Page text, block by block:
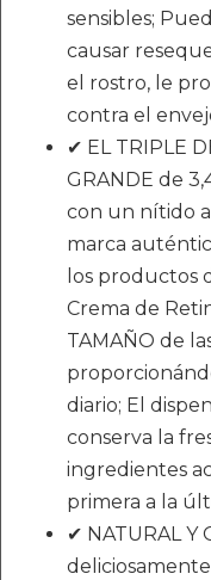
sensibles;
causar
el rostro, le
contra el
✔ EL TRIPLE
GRANDE de
con un nítido
marca
los productos
Crema de
TAMAÑO de
diario; El
conserva la
ingredientes
primera a la
✔ NATURAL Y